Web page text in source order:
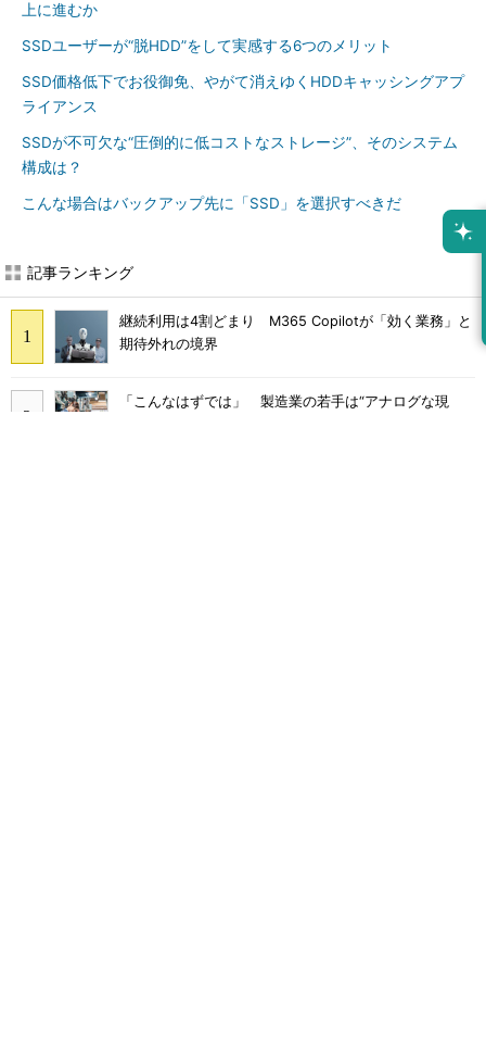
上に進むか
SSDユーザーが“脱HDD”をして実感する6つのメリット
SSD価格低下でお役御免、やがて消えゆくHDDキャッシングアプ
ライアンス
SSDが不可欠な“圧倒的に低コストなストレージ”、そのシステム
構成は？
こんな場合はバックアップ先に「SSD」を選択すべきだ
記事ランキング
継続利用は4割どまり M365 Copilotが「効く業務」と
期待外れの境界
「こんなはずでは」 製造業の若手は“アナログな現